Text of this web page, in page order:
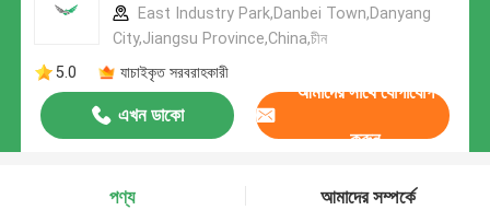
East Industry Park,Danbei Town,Danyang
City,Jiangsu Province,China,চীন
5.0
যাচাইকৃত সরবরাহকারী
এখন ডাকো
আমাদের সাথে যোগাযোগ
করুন
পণ্য আমাদের সম্পর্কে